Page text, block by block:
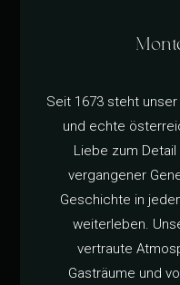
Seit 1673 steht
und echte
Liebe zum
vergangener
Geschichte in
weiterleben.
vertraute
Gasträume und